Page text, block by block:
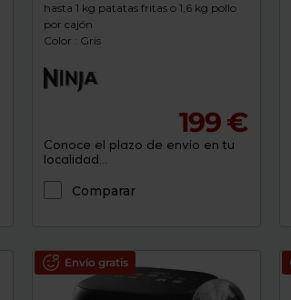
hasta 1 kg patatas fritas o 1,6 kg pollo
por cajón ​
Color : Gris
199 €
Conoce el plazo de envío en tu
localidad...
Comparar
Envío gratis